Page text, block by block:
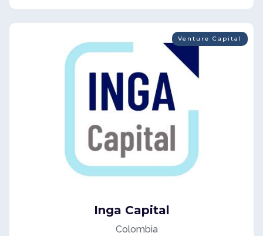
Venture Capital
Inga Capital
Colombia